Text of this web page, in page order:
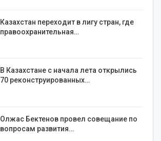
Казахстан переходит в лигу стран, где
правоохранительная…
В Казахстане с начала лета открылись
70 реконструированных…
Олжас Бектенов провел совещание по
вопросам развития…